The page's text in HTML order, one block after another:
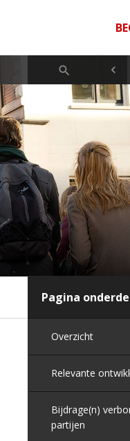
Pagina
Overzicht
Relevante
Bijdrage(n)
partijen